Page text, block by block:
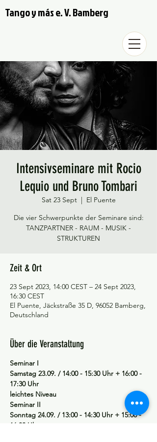
Tango y más e. V. Bamberg
Intensivseminare mit Rocio
Lequio und Bruno Tombari
Sat 23 Sept
  |
El Puente
Die vier Schwerpunkte der Seminare sind:
TANZPARTNER - RAUM - MUSIK -
STRUKTUREN
Zeit & Ort
23 Sept 2023, 14:00 CEST – 24 Sept 2023,
16:30 CEST
El Puente, Jäckstraße 35 D, 96052 Bamberg,
Deutschland
Über die Veranstaltung
Seminar I
Samstag 23.09. / 14:00 - 15:30 Uhr + 16:00 -
17:30 Uhr
leichtes Niveau
Seminar II
Sonntag 24.09. / 13:00 - 14:30 Uhr + 15:00 -
16:30 Uhr